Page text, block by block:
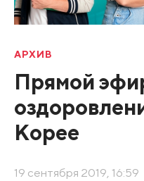
АРХИВ
Прямой
Корее
19 сентября 2019, 16:59